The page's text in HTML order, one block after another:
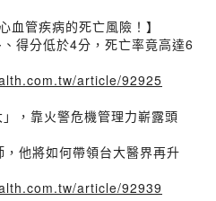
血管疾病的死亡風險！】
得分低於4分，死亡率竟高達6
article/92925
，靠火警危機管理力嶄露頭
他將如何帶領台大醫界再升
article/92939